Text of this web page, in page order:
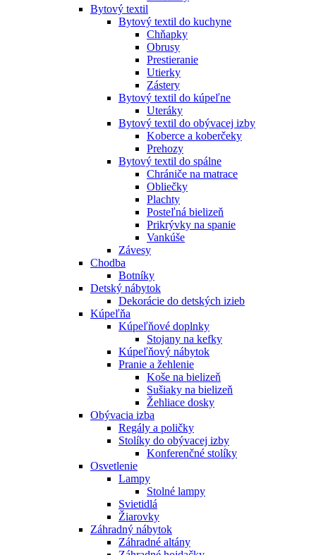
Bytový textil
Bytový textil do kuchyne
Chňapky
Obrusy
Prestieranie
Utierky
Zástery
Bytový textil do kúpeľne
Uteráky
Bytový textil do obývacej izby
Koberce a koberčeky
Prehozy
Bytový textil do spálne
Chrániče na matrace
Obliečky
Plachty
Posteľná bielizeň
Prikrývky na spanie
Vankúše
Závesy
Chodba
Botníky
Detský nábytok
Dekorácie do detských izieb
Kúpeľňa
Kúpeľňové doplnky
Stojany na kefky
Kúpeľňový nábytok
Pranie a žehlenie
Koše na bielizeň
Sušiaky na bielizeň
Žehliace dosky
Obývacia izba
Regály a poličky
Stolíky do obývacej izby
Konferenčné stolíky
Osvetlenie
Lampy
Stolné lampy
Svietidlá
Žiarovky
Záhradný nábytok
Záhradné altány